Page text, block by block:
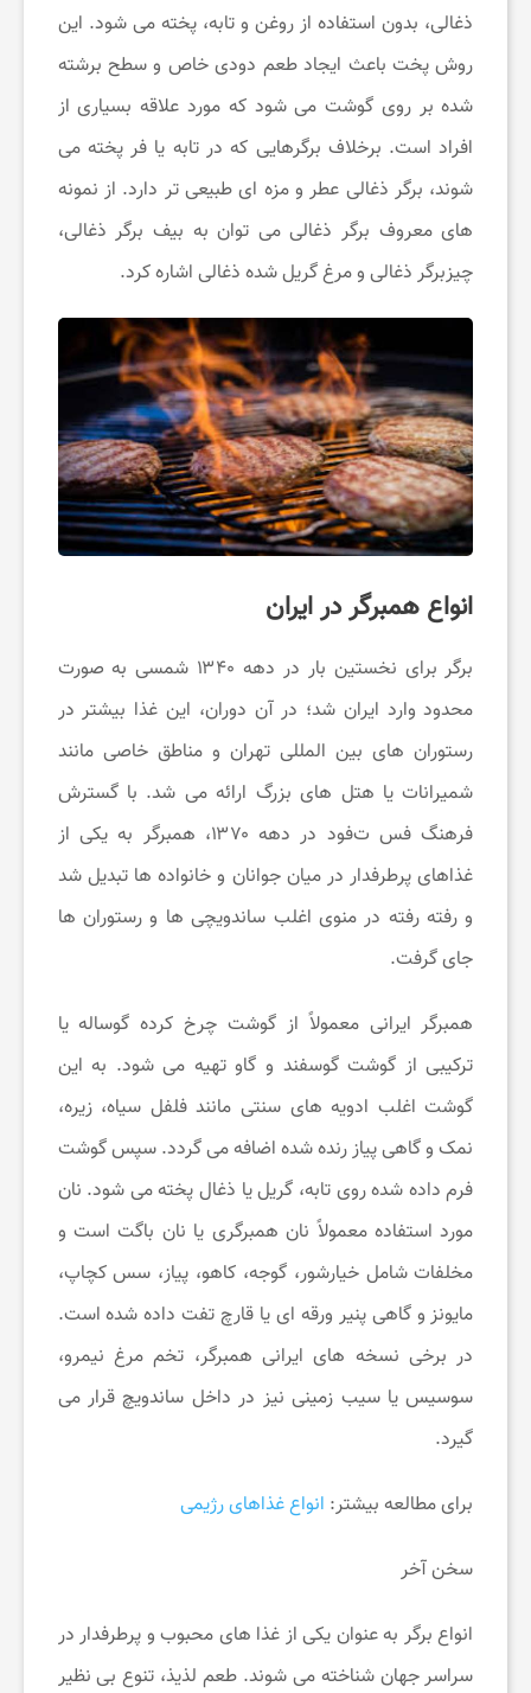
ذغالی، بدون استفاده از روغن و تابه، پخته می‌ شود. این
روش پخت باعث ایجاد طعم دودی خاص و سطح برشته‌
شده بر روی گوشت می ‌شود که مورد علاقه بسیاری از
افراد است. برخلاف برگرهایی که در تابه یا فر پخته می‌
شوند، برگر ذغالی عطر و مزه ‌ای طبیعی ‌تر دارد. از نمونه
‌های معروف برگر ذغالی می ‌توان به بیف برگر ذغالی،
چیزبرگر ذغالی و مرغ گریل ‌شده ذغالی اشاره کرد.
انواع همبرگر در ایران
برگر برای نخستین بار در دهه ۱۳۴۰ شمسی به ‌صورت
محدود وارد ایران شد؛ در آن دوران، این غذا بیشتر در
رستوران‌ های بین ‌المللی تهران و مناطق خاصی مانند
شمیرانات یا هتل ‌های بزرگ ارائه می ‌شد. با گسترش
فرهنگ فس ت‌فود در دهه ۱۳۷۰، همبرگر به یکی از
غذاهای پرطرفدار در میان جوانان و خانواده ‌ها تبدیل شد
و رفته‌ رفته در منوی اغلب ساندویچی ‌ها و رستوران ‌ها
جای گرفت.
همبرگر ایرانی معمولاً از گوشت چرخ ‌کرده گوساله یا
ترکیبی از گوشت گوسفند و گاو تهیه می ‌شود. به این
گوشت اغلب ادویه ‌های سنتی مانند فلفل سیاه، زیره،
نمک و گاهی پیاز رنده ‌شده اضافه می گردد. سپس گوشت
فرم داده شده روی تابه، گریل یا ذغال پخته می‌ شود. نان
مورد استفاده معمولاً نان همبرگری یا نان باگت است و
مخلفات شامل خیارشور، گوجه، کاهو، پیاز، سس کچاپ،
مایونز و گاهی پنیر ورقه‌ ای یا قارچ تفت ‌داده‌ شده است.
در برخی نسخه‌ های ایرانی همبرگر، تخم ‌مرغ نیمرو،
سوسیس یا سیب‌ زمینی نیز در داخل ساندویچ قرار می‌
گیرد.
برای مطالعه بیشتر: انواع غذاهای رژیمی
سخن آخر
انواع برگر به عنوان یکی از غذا های محبوب و پرطرفدار در
سراسر جهان شناخته می‌ شوند. طعم لذیذ، تنوع بی ‌نظیر